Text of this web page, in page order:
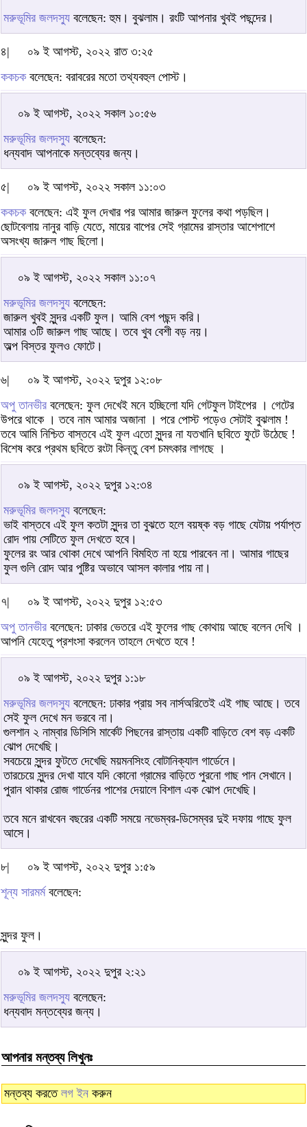
মরুভূমির জলদস্যু বলেছেন: হুম। বুঝলাম। রংটি আপনার খুবই পছন্দের।
৪|
০৯ ই আগস্ট, ২০২২ রাত ৩:২৫
ককচকবলেছেন: বরাবরের মতো তথ্যবহুল পোস্ট।
০৯ ই আগস্ট, ২০২২ সকাল ১০:৫৬
মরুভূমির জলদস্যু বলেছেন:
ধন্যবাদ আপনাকে মন্তব্যের জন্য।
৫|
০৯ ই আগস্ট, ২০২২ সকাল ১১:০৩
ককচকবলেছেন: এই ফুল দেখার পর আমার জারুল ফুলের কথা পড়ছিল।
ছোটবেলায় নানুর বাড়ি যেতে, মায়ের বাপের সেই গ্রামের রাস্তার আশেপাশে
অসংখ্য জারুল গাছ ছিলো।
০৯ ই আগস্ট, ২০২২ সকাল ১১:০৭
মরুভূমির জলদস্যু বলেছেন:
জারুল খুবই সুন্দর একটি ফুল। আমি বেশ পছন্দ করি।
আমার ৩টি জারুল গাছ আছে। তবে খুব বেশী বড় নয়।
অল্প বিস্তর ফুলও ফোটে।
৬|
০৯ ই আগস্ট, ২০২২ দুপুর ১২:০৮
অপু তানভীর বলেছেন: ফুল দেখেই মনে হচ্ছিলো যদি গেটফুল টাইপের । গেটের
উপরে থাকে । তবে নাম আমার অজানা । পরে পোস্ট পড়েও সেটাই বুঝলাম !
তবে আমি নিশ্চিত বাস্তবে এই ফুল এতো সুন্দর না যতখানি ছবিতে ফুটে উঠেছে !
বিশেষ করে প্রথম ছবিতে রংটা কিন্তু বেশ চমৎকার লাগছে ।
০৯ ই আগস্ট, ২০২২ দুপুর ১২:৩৪
মরুভূমির জলদস্যু বলেছেন:
ভাই বাস্তবে এই ফুল কতটা সুন্দর তা বুঝতে হলে বয়ষ্ক বড় গাছে যেটায় পর্যাপ্ত
রোদ পায় সেটিতে ফুল দেখতে হবে।
ফুলের রং আর থোকা দেখে আপনি বিমহিত না হয়ে পারবেন না। আমার গাছের
ফুল গুলি রোদ আর পুষ্টির অভাবে আসল কালার পায় না।
৭|
০৯ ই আগস্ট, ২০২২ দুপুর ১২:৫৩
অপু তানভীর বলেছেন: ঢাকার ভেতরে এই ফুলের গাছ কোথায় আছে বলেন দেখি ।
আপনি যেহেতু প্রশংসা করলেন তাহলে দেখতে হবে !
০৯ ই আগস্ট, ২০২২ দুপুর ১:১৮
মরুভূমির জলদস্যু বলেছেন: ঢাকার প্রায় সব নার্সঅরিতেই এই গাছ আছে। তবে
সেই ফুল দেখে মন ভরবে না।
গুলশান ২ নাম্বার ডিসিসি মার্কেট পিছনের রাস্তায় একটি বাড়িতে বেশ বড় একটি
ঝোপ দেখেছি।
সবচেয়ে সুন্দর ফুটতে দেখেছি ময়মনসিংহ বোটানিক্যাল গার্ডেনে।
তারচেয়ে সুন্দর দেখা যাবে যদি কোনো গ্রামের বাড়িতে পুরনো গাছ পান সেখানে।
পুরান থাকার রোজ গার্ডেনর পাশের দেয়ালে বিশাল এক ঝোপ দেখেছি।
তবে মনে রাখবেন বছরের একটি সময়ে নভেম্বর-ডিসেম্বর দুই দফায় গাছে ফুল
আসে।
৮|
০৯ ই আগস্ট, ২০২২ দুপুর ১:৫৯
শূন্য সারমর্মবলেছেন:
সুন্দর ফুল।
০৯ ই আগস্ট, ২০২২ দুপুর ২:২১
মরুভূমির জলদস্যু বলেছেন:
ধন্যবাদ মন্তব্যের জন্য।
আপনার মন্তব্য লিখুনঃ
মন্তব্য করতে লগ ইন করুন